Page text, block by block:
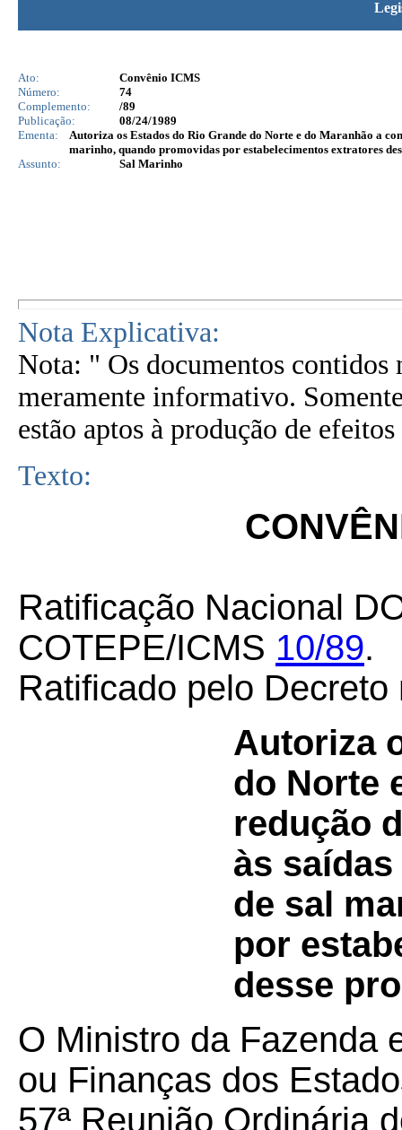
Ato:
Convênio ICMS
Número:
74
Complemento:
/89
Publicação:
08/24/1989
Ementa:
Autoriza os Estados do Rio Grande do Norte e do Maranhão a
marinho, quando promovidas por estabelecimentos extratores
Assunto:
Sal Marinho
Nota Explicativa:
Nota: " Os documentos contidos
meramente informativo.
estão aptos à produção de
Texto:
Ratificação Nacional
COTEPE/ICMS 10/89.
Ratificado pelo Decreto
Autoriza
do Norte
redução
às
de sal
por
desse
O Ministro da Fazenda
ou Finanças dos
57ª Reunião Ordinária